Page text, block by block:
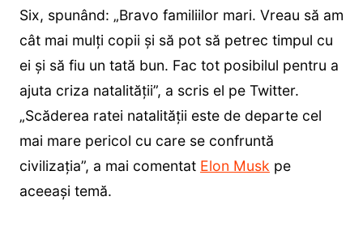
Six, spunând: „Bravo familiilor mari. Vreau să am
cât mai mulți copii și să pot să petrec timpul cu
ei și să fiu un tată bun. Fac tot posibilul pentru a
ajuta criza natalității”, a scris el pe Twitter.
„Scăderea ratei natalității este de departe cel
mai mare pericol cu ​​care se confruntă
civilizația”, a mai comentat Elon Musk pe
aceeași temă.